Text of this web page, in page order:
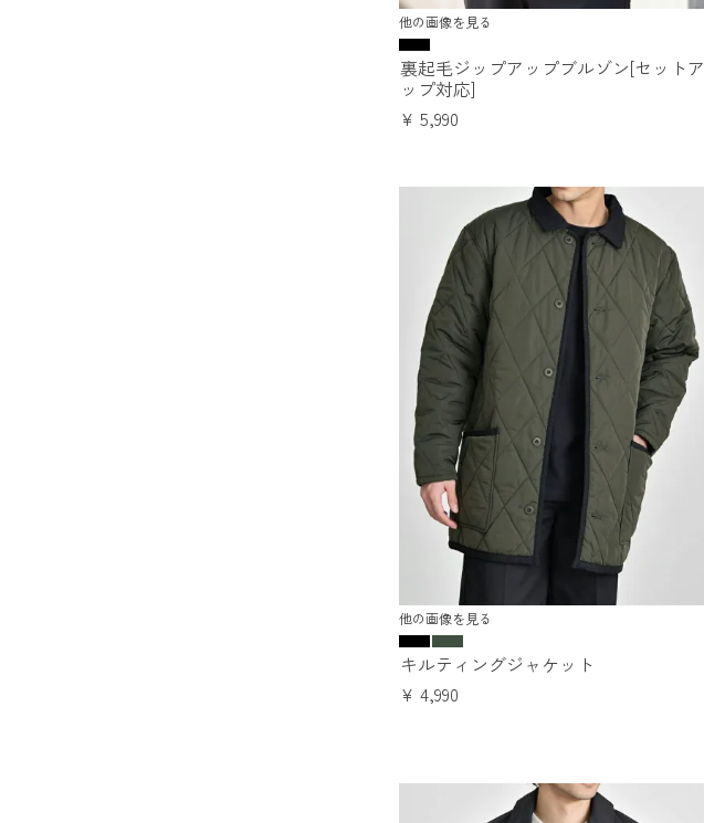
他の画像を見る
裏起毛ジップアップブルゾン[セットア
ップ対応]
¥ 5,990
他の画像を見る
キルティングジャケット
¥ 4,990